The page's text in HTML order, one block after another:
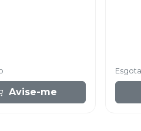
Avise-me